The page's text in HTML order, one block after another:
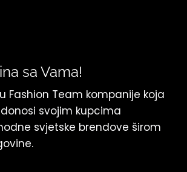
sa Vama!
Fashion Team kompanije koja
svojim kupcima
svjetske brendove širom